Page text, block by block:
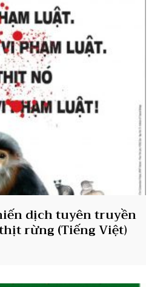
dịch tuyên truyền
rừng (Tiếng Việt)